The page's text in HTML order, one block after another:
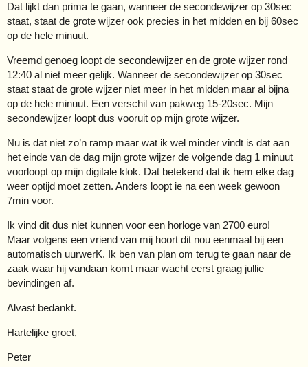
Dat lijkt dan prima te gaan, wanneer de secondewijzer op 30sec
staat, staat de grote wijzer ook precies in het midden en bij 60sec
op de hele minuut.
Vreemd genoeg loopt de secondewijzer en de grote wijzer rond
12:40 al niet meer gelijk. Wanneer de secondewijzer op 30sec
staat staat de grote wijzer niet meer in het midden maar al bijna
op de hele minuut. Een verschil van pakweg 15-20sec. Mijn
secondewijzer loopt dus vooruit op mijn grote wijzer.
Nu is dat niet zo’n ramp maar wat ik wel minder vindt is dat aan
het einde van de dag mijn grote wijzer de volgende dag 1 minuut
voorloopt op mijn digitale klok. Dat betekend dat ik hem elke dag
weer optijd moet zetten. Anders loopt ie na een week gewoon
7min voor.
Ik vind dit dus niet kunnen voor een horloge van 2700 euro!
Maar volgens een vriend van mij hoort dit nou eenmaal bij een
automatisch uurwerK. Ik ben van plan om terug te gaan naar de
zaak waar hij vandaan komt maar wacht eerst graag jullie
bevindingen af.
Alvast bedankt.
Hartelijke groet,
Peter